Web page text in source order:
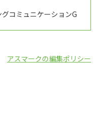
コミュニケーションG
アスマークの編集ポリシー